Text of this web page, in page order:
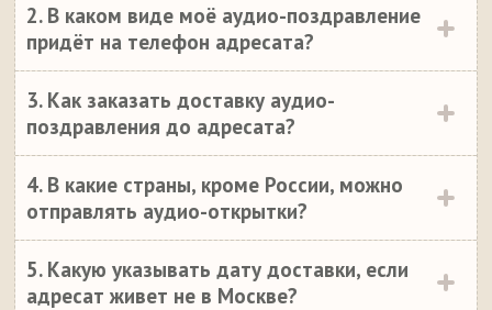
2. В каком виде моё аудио-поздравление
придёт на телефон адресата?
3. Как заказать доставку аудио-
поздравления до адресата?
4. В какие страны, кроме России, можно
отправлять аудио-открытки?
5. Какую указывать дату доставки, если
адресат живет не в Москве?